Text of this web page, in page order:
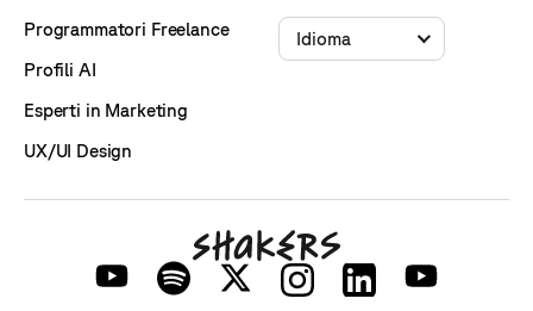
Programmatori Freelance
Profili AI
Esperti in Marketing
UX/UI Design
Idioma